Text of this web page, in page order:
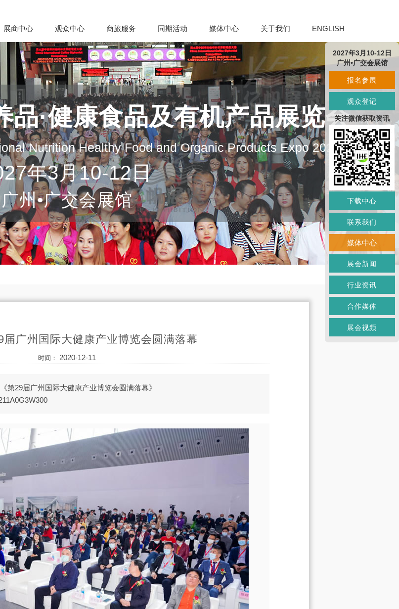
展商中心 观众中心 商旅服务 同期活动 媒体中心 关于我们 ENGLISH
品·健康食品及有机产品展览会
Nutrition Healthy Food and Organic Products Expo 2027
年3月10-12日
广州•广交会展馆
广州国际大健康产业博览会圆满落幕
时间： 2020-12-11
第29届广州国际大健康产业博览会圆满落幕》
2027年3月10-12日
广州•广交会展馆
报名参展
观众登记
关注微信获取资讯
下载中心
联系我们
媒体中心
展会新闻
行业资讯
合作媒体
展会视频